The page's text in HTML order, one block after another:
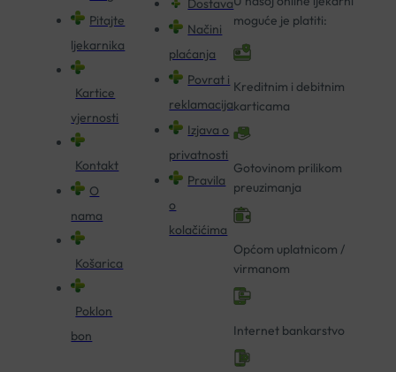
Pitajte
ljekarnika
Kartice
vjernosti
Kontakt
O
nama
Košarica
Poklon
bon
Dostava
Načini
plaćanja
Povrat i
reklamacija
Izjava o
privatnosti
Pravila
o
kolačićima
moguće je platiti:
Kreditnim i debitnim
karticama
Gotovinom prilikom
preuzimanja
Općom uplatnicom /
virmanom
Internet bankarstvo